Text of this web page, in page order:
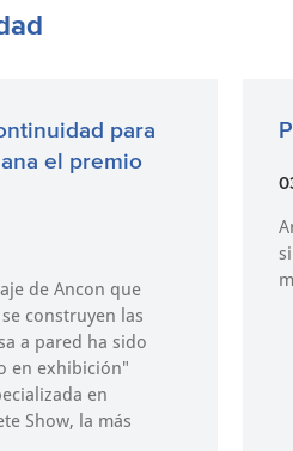
para
el premio
de Ancon que
construyen las
a pared ha sido
en exhibición"
en
Show, la más